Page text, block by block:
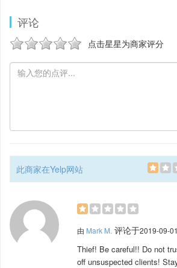
评论
点击星星为商家评分
此商家在Yelp网站
由 Mark M. 评论于2019-09-01
Thief! Be careful!! Do not
off unsuspected clients!